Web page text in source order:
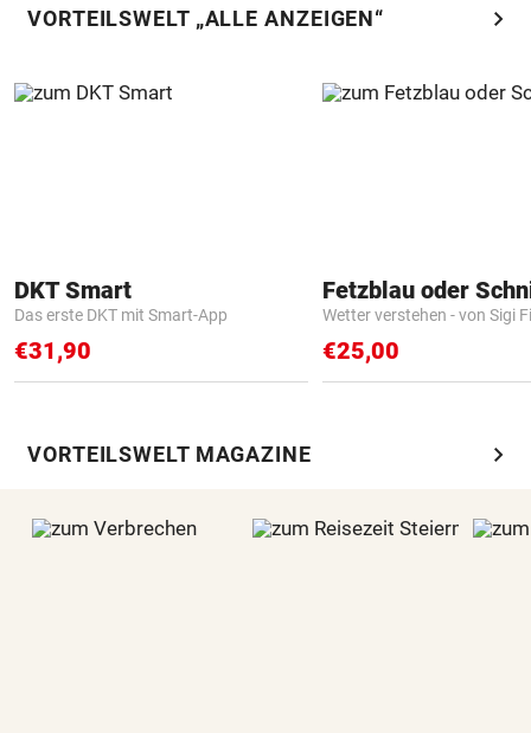
VORTEILSWELT „ALLE ANZEIGEN“ chevron_right
DKT Smart
Das erste DKT mit Smart-App
€31,90
Fetzblau oder
Wetter verstehen - von Sigi
€25,00
VORTEILSWELT MAGAZINE chevron_right